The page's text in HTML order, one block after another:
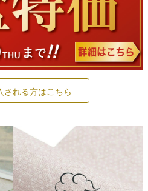
される方はこちら